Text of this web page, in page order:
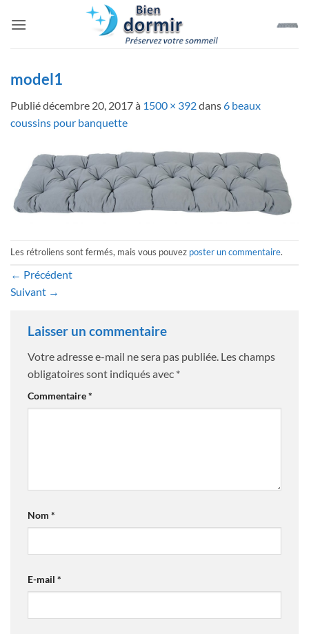
model1
Publiédécembre 20, 2017à 1500 × 392dans6 beaux
coussins pour banquette
Les rétroliens sont fermés, mais vous pouvez poster un commentaire.
← Précédent
Suivant →
Laisser un commentaire
Votre adresse e-mail ne sera pas publiée. Les champs
obligatoires sont indiqués avec *
Commentaire*
Nom *
E-mail *